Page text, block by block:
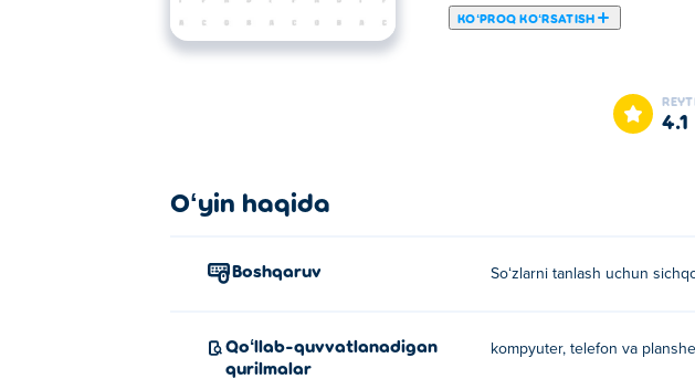
KOʻPROQ KOʻRSATISH
Bu yerda siz Word Search o'ynashingiz mumkin. Word Search
4.1
Oʻyin haqida
Boshqaruv Soʻzlarni tanlash uchun
Qoʻllab-quvvatlanadigan
qurilmalar
kompyuter, telefon va